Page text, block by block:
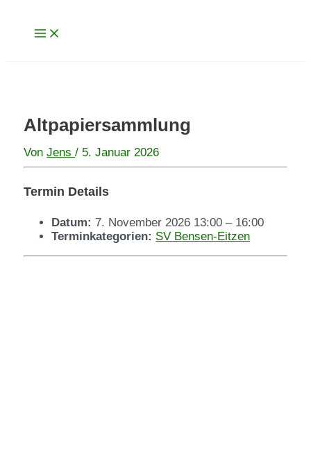
springen
Altpapiersammlung
VonJens/ 5. Januar 2026
Termin Details
Datum: 7. November 2026 13:00 – 16:00
Terminkategorien: SV Bensen-Eitzen